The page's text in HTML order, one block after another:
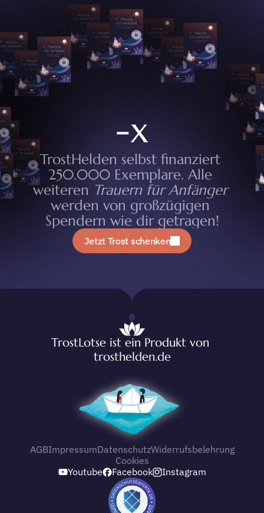
-x
TrostHelden selbst finanziert
250.000 Exemplare. Alle
weiteren Trauern für Anfänger
werden von großzügigen
Spendern wie dir getragen!
Jetzt Trost schenken
trosthelden.de
AGBImpressumDatenschutzWiderrufsbelehrung
Cookies
Youtube
Facebook Instagram